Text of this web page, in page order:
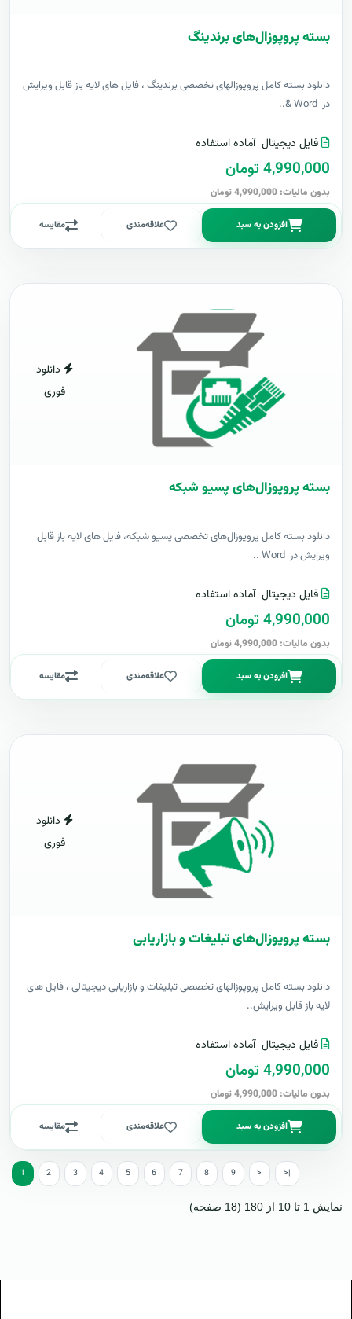
بسته پروپوزال‌های برندینگ
دانلود بسته کامل پروپوزالهای تخصصی برندینگ ، فایل های لایه باز قابل ویرایش
در Word &..
فایل دیجیتال آماده استفاده
4,990,000 تومان
بدون مالیات: 4,990,000 تومان
افزودن به سبد علاقه‌مندی مقایسه
دانلود
فوری
بسته پروپوزال‌های پسیو شبکه
دانلود بسته کامل پروپوزال‌های تخصصی پسیو شبکه، فایل های لایه باز قابل
ویرایش در Word ..
فایل دیجیتال آماده استفاده
4,990,000 تومان
بدون مالیات: 4,990,000 تومان
افزودن به سبد علاقه‌مندی مقایسه
دانلود
فوری
بسته پروپوزال‌های تبلیغات و بازاریابی
دانلود بسته کامل پروپوزالهای تخصصی تبلیغات و بازاریابی دیجیتالی ، فایل های
لایه باز قابل ویرایش..
فایل دیجیتال آماده استفاده
4,990,000 تومان
بدون مالیات: 4,990,000 تومان
افزودن به سبد علاقه‌مندی مقایسه
1 2 3 4 5 6 7 8 9 > >|
نمایش 1 تا 10 از 180 (18 صفحه)